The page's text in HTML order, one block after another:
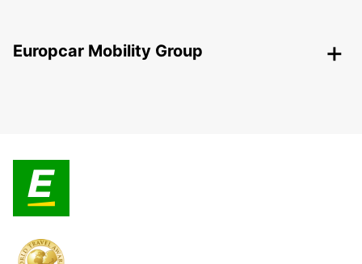
Europcar Mobility Group